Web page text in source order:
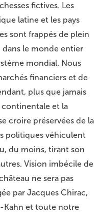
fictives. Les
latine et les pays
sont frappés de plein
dans le monde entier
mondial. Nous
financiers et de
plus que jamais
continentale et la
croire préservées de la
politiques véhiculent
du moins, tirant son
Vision imbécile de
ne sera pas
par Jacques Chirac,
Kahn et toute notre